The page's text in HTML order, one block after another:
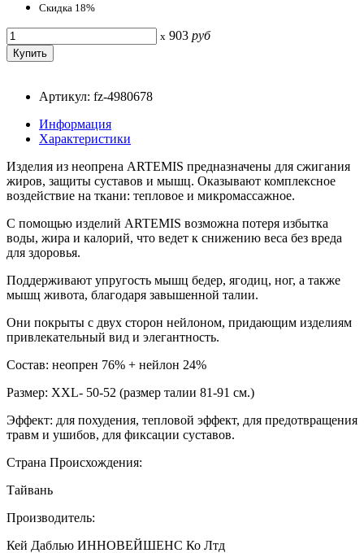
Скидка 18%
x 903 руб
Артикул: fz-4980678
Информация
Характеристики
Изделия из неопрена ARTEMIS предназначены для сжигания
жиров, защиты суставов и мышц. Оказывают комплексное
воздействие на ткани: тепловое и микромассажное.
С помощью изделий ARTEMIS возможна потеря избытка
воды, жира и калорий, что ведет к снижению веса без вреда
для здоровья.
Поддерживают упругость мышц бедер, ягодиц, ног, а также
мышц живота, благодаря завышенной талии.
Они покрыты с двух сторон нейлоном, придающим изделиям
привлекательный вид и элегантность.
Состав: неопрен 76% + нейлон 24%
Размер: XXL- 50-52 (размер талии 81-91 см.)
Эффект: для похудения, тепловой эффект, для предотвращения
травм и ушибов, для фиксации суставов.
Страна Происхождения:
Тайвань
Производитель:
Кей Даблью ИННОВЕЙШЕНС Ко Лтд